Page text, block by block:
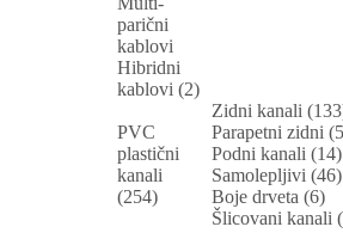
parični
kablovi
Hibridni
kablovi (2)
PVC
plastični
kanali
(254)
Zidni kanali
Parapetni zidni
Podni kanali (14)
Samolepljivi (46)
Boje drveta (6)
Šlicovani kanali